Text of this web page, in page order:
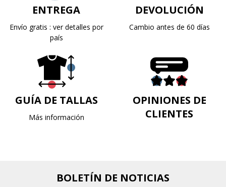
ENTREGA
Envío gratis : ver detalles por
país
DEVOLUCIÓN
Cambio antes de 60 días
GUÍA DE TALLAS
Más información
OPINIONES DE
CLIENTES
BOLETÍN DE NOTICIAS